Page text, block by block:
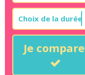
Je compare